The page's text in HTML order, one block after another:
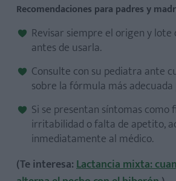
Recomendaciones para padres y
Revisar siempre el origen y
antes de usarla.
Consulte con su pediatra ante
sobre la fórmula más
Si se presentan síntomas como
irritabilidad o falta de apetito,
inmediatamente al médico.
(Te interesa:Lactancia mixta: